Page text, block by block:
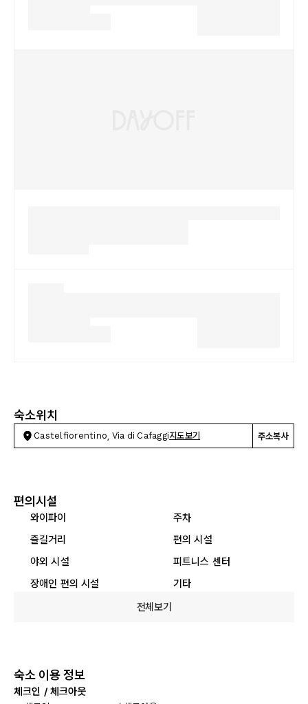
숙소위치
Castelfiorentino, Via di Cafaggi지도보기 주소복사
편의시설
와이파이
주차
즐길거리
편의 시설
야외 시설
피트니스 센터
장애인 편의 시설
기타
전체보기
숙소 이용 정보
체크인 / 체크아웃